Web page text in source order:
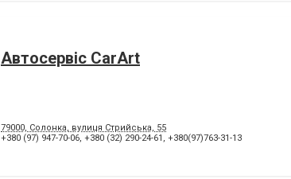
Автосервіс CarArt
79000, Солонка, вулиця Стрийська, 55
+380 (97) 947-70-06, +380 (32) 290-24-61 , +380(97)763-31-13